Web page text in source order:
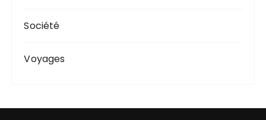
Société
Voyages